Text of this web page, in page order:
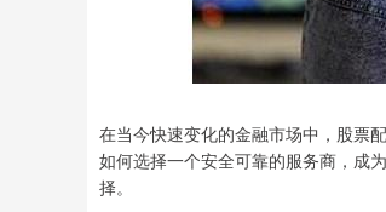
在当今快速变化的金融市场中，股票
如何选择一个安全可靠的服务商，成
择。